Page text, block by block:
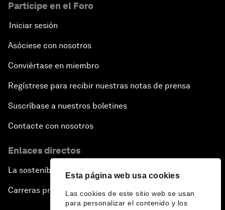
Esta página web usa cookies
Las cookies de este sitio web se usan
para personalizar el contenido y los
Participe en el Foro
Iniciar sesión
Asóciese con nosotros
Conviértase en miembro
Regístrese para recibir nuestras notas de prensa
Suscríbase a nuestros boletines
Contacte con nosotros
Enlaces directos
La sostenibilidad en el Foro
Carreras profesionales